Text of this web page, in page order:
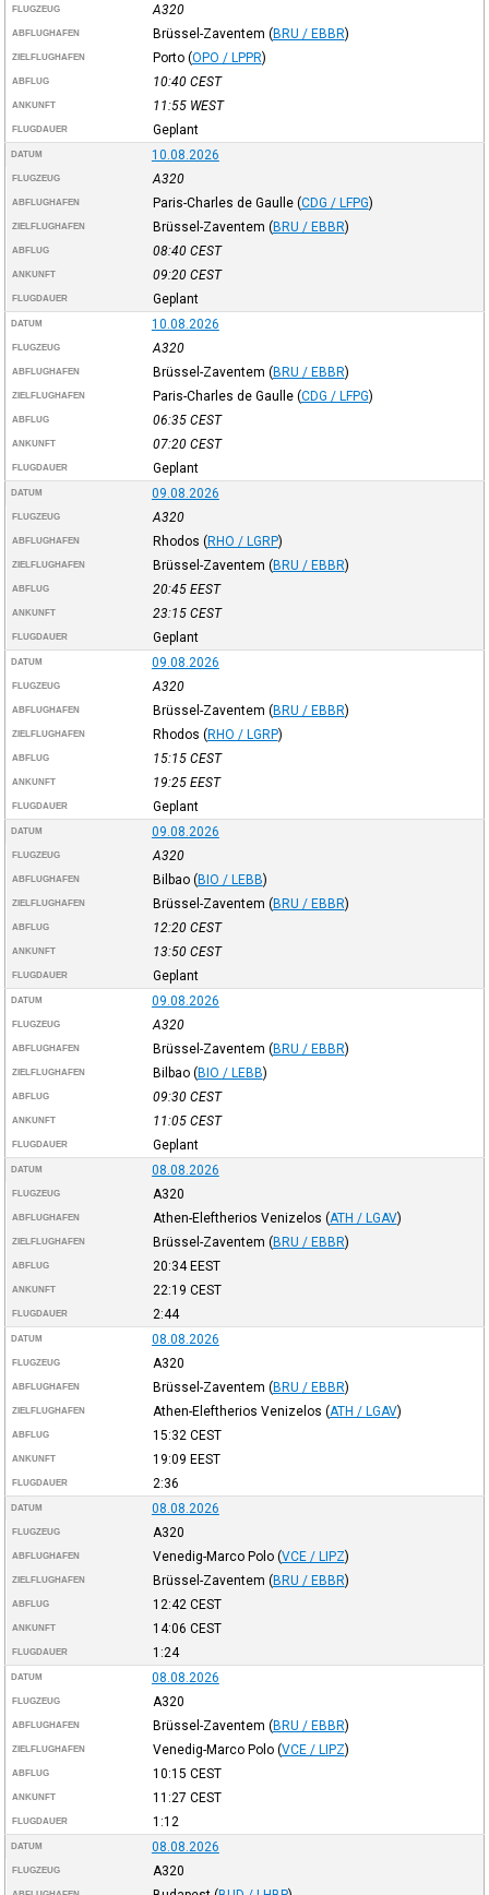
FLUGZEUG A320
ABFLUGHAFEN Brüssel-Zaventem (BRU / EBBR)
ZIELFLUGHAFEN Porto (OPO / LPPR)
ABFLUG 10:40 CEST
ANKUNFT 11:55 WEST
FLUGDAUER Geplant
DATUM 10.08.2026
FLUGZEUG A320
ABFLUGHAFEN Paris-Charles de Gaulle (CDG / LFPG)
ZIELFLUGHAFEN Brüssel-Zaventem (BRU / EBBR)
ABFLUG 08:40 CEST
ANKUNFT 09:20 CEST
FLUGDAUER Geplant
DATUM 10.08.2026
FLUGZEUG A320
ABFLUGHAFEN Brüssel-Zaventem (BRU / EBBR)
ZIELFLUGHAFEN Paris-Charles de Gaulle (CDG / LFPG)
ABFLUG 06:35 CEST
ANKUNFT 07:20 CEST
FLUGDAUER Geplant
DATUM 09.08.2026
FLUGZEUG A320
ABFLUGHAFEN Rhodos (RHO / LGRP)
ZIELFLUGHAFEN Brüssel-Zaventem (BRU / EBBR)
ABFLUG 20:45 EEST
ANKUNFT 23:15 CEST
FLUGDAUER Geplant
DATUM 09.08.2026
FLUGZEUG A320
ABFLUGHAFEN Brüssel-Zaventem (BRU / EBBR)
ZIELFLUGHAFEN Rhodos (RHO / LGRP)
ABFLUG 15:15 CEST
ANKUNFT 19:25 EEST
FLUGDAUER Geplant
DATUM 09.08.2026
FLUGZEUG A320
ABFLUGHAFEN Bilbao (BIO / LEBB)
ZIELFLUGHAFEN Brüssel-Zaventem (BRU / EBBR)
ABFLUG 12:20 CEST
ANKUNFT 13:50 CEST
FLUGDAUER Geplant
DATUM 09.08.2026
FLUGZEUG A320
ABFLUGHAFEN Brüssel-Zaventem (BRU / EBBR)
ZIELFLUGHAFEN Bilbao (BIO / LEBB)
ABFLUG 09:30 CEST
ANKUNFT 11:05 CEST
FLUGDAUER Geplant
DATUM 08.08.2026
FLUGZEUG A320
ABFLUGHAFEN Athen-Eleftherios Venizelos (ATH / LGAV)
ZIELFLUGHAFEN Brüssel-Zaventem (BRU / EBBR)
ABFLUG 20:34EEST
ANKUNFT 22:19 CEST
FLUGDAUER 2:44
DATUM 08.08.2026
FLUGZEUG A320
ABFLUGHAFEN Brüssel-Zaventem (BRU / EBBR)
ZIELFLUGHAFEN Athen-Eleftherios Venizelos (ATH / LGAV)
ABFLUG 15:32 CEST
ANKUNFT 19:09 EEST
FLUGDAUER 2:36
DATUM 08.08.2026
FLUGZEUG A320
ABFLUGHAFEN Venedig-Marco Polo (VCE / LIPZ)
ZIELFLUGHAFEN Brüssel-Zaventem (BRU / EBBR)
ABFLUG 12:42 CEST
ANKUNFT 14:06 CEST
FLUGDAUER 1:24
DATUM 08.08.2026
FLUGZEUG A320
ABFLUGHAFEN Brüssel-Zaventem (BRU / EBBR)
ZIELFLUGHAFEN Venedig-Marco Polo (VCE / LIPZ)
ABFLUG 10:15 CEST
ANKUNFT 11:27 CEST
FLUGDAUER 1:12
DATUM 08.08.2026
FLUGZEUG A320